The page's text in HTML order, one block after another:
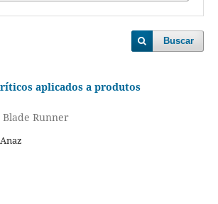
Buscar
aplicados a produtos
Blade Runner